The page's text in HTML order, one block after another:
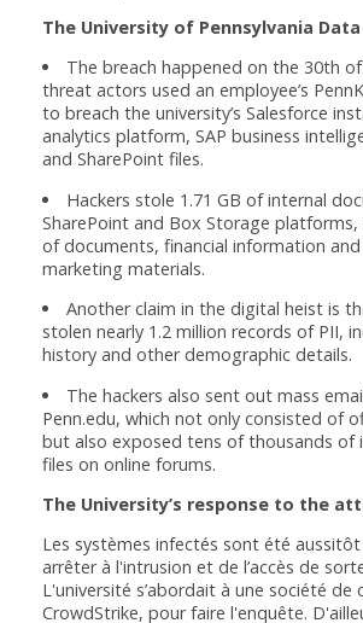
The University of Pennsylvania Data
The breach happened on the 30th
threat actors used an employee’s
to breach the university’s Salesforce
analytics platform, SAP business
and SharePoint files.
Hackers stole 1.71 GB of internal
SharePoint and Box Storage platforms,
of documents, financial information and
marketing materials.
Another claim in the digital heist is
stolen nearly 1.2 million records of PII,
history and other demographic details.
The hackers also sent out mass
Penn.edu, which not only consisted of
but also exposed tens of thousands of
files on online forums.
The University’s response to the
Les systèmes infectés sont été
arrêter à l'intrusion et de l’accès de
L'université s’abordait à une société de
CrowdStrike, pour faire l'enquête.